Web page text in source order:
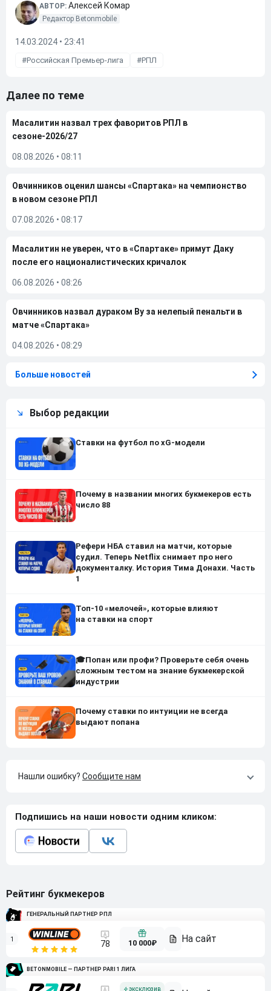
АВТОР: Алексей Комар
Редактор Betonmobile
14.03.2024 • 23:41
Российская Премьер-лига РПЛ
Далее по теме
Масалитин назвал трех фаворитов РПЛ в
сезоне-2026/27
08.08.2026 • 08:11
Овчинников оценил шансы «Спартака» на чемпионство
в новом сезоне РПЛ
07.08.2026 • 08:17
Масалитин не уверен, что в «Спартаке» примут Даку
после его националистических кричалок
06.08.2026 • 08:26
Овчинников назвал дураком Ву за нелепый пенальти в
матче «Спартака»
04.08.2026 • 08:29
Больше новостей
Выбор редакции
Ставки на футбол по xG-модели
Почему в названии многих букмекеров есть
число 88
Рефери НБА ставил на матчи, которые
судил. Теперь Netflix снимает про него
документалку. История Тима Донахи. Часть
1
Топ-10 «мелочей», которые влияют
на ставки на спорт
🎓Попан или профи? Проверьте себя очень
сложным тестом на знание букмекерской
индустрии
Почему ставки по интуиции не всегда
выдают попана
Нашли ошибку? Сообщите нам
Подпишись на наши новости одним кликом:
Рейтинг букмекеров
ГЕНЕРАЛЬНЫЙ ПАРТНЕР РПЛ
1 78 10 000₽
BETONMOBILE — ПАРТНЕР PARI 1 ЛИГА